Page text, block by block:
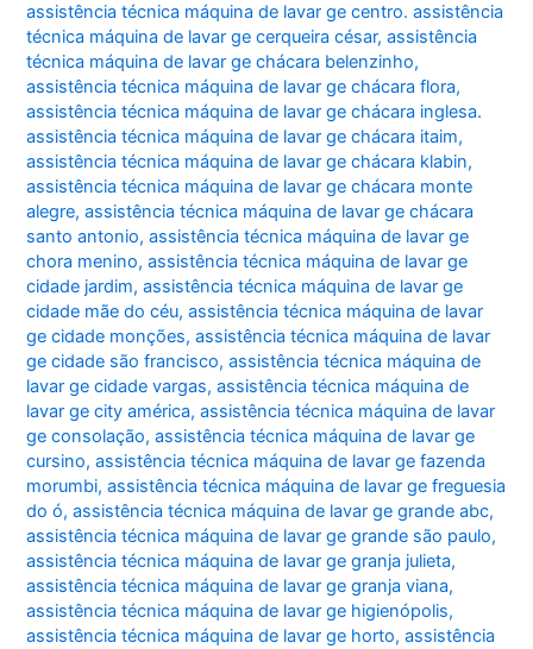
assistência técnica máquina de lavar ge centro. assistência
técnica máquina de lavar ge cerqueira césar,assistência
técnica máquina de lavar ge chácara belenzinho,
assistência técnica máquina de lavar ge chácara flora,
assistência técnica máquina de lavar ge chácara inglesa.
assistência técnica máquina de lavar ge chácara itaim,
assistência técnica máquina de lavar ge chácara klabin,
assistência técnica máquina de lavar ge chácara monte
alegre,assistência técnica máquina de lavar ge chácara
santo antonio,assistência técnica máquina de lavar ge
chora menino,assistência técnica máquina de lavar ge
cidade jardim,assistência técnica máquina de lavar ge
cidade mãe do céu,assistência técnica máquina de lavar
ge cidade monções,assistência técnica máquina de lavar
ge cidade são francisco,assistência técnica máquina de
lavar ge cidade vargas,assistência técnica máquina de
lavar ge city américa,assistência técnica máquina de lavar
ge consolação,assistência técnica máquina de lavar ge
cursino,assistência técnica máquina de lavar ge fazenda
morumbi,assistência técnica máquina de lavar ge freguesia
do ó,assistência técnica máquina de lavar ge grande abc,
assistência técnica máquina de lavar ge grande são paulo,
assistência técnica máquina de lavar ge granja julieta,
assistência técnica máquina de lavar ge granja viana,
assistência técnica máquina de lavar ge higienópolis,
assistência técnica máquina de lavar ge horto,assistência